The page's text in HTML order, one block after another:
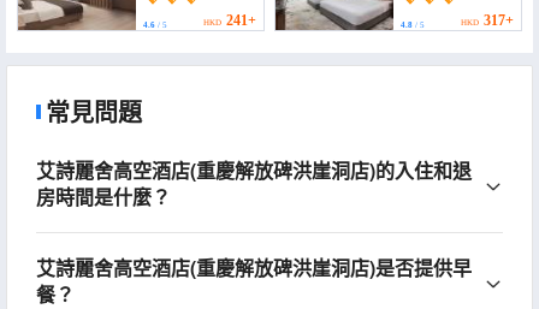
Hotel)
4.6 / 5 HKD 241+
Hongyadong Branch))
4.8/ 5 HKD 317+
常見問題
艾詩麗舍高空酒店(重慶解放碑洪崖洞店)的入住和退
房時間是什麼？
艾詩麗舍高空酒店(重慶解放碑洪崖洞店)是否提供早
餐？